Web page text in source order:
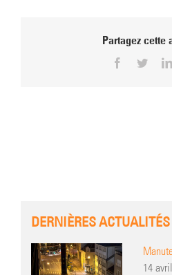
Partagez cette
Facebook
Twitter
DERNIÈRES ACTUALITÉS
14